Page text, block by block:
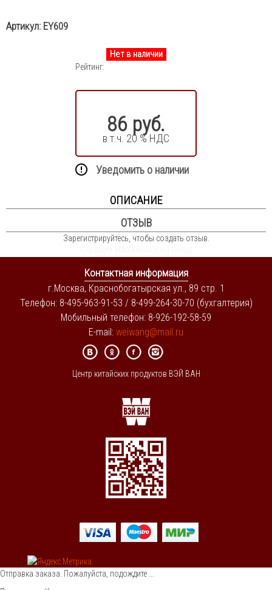
Артикул: EY609
Нет в наличии
Рейтинг:
86 руб.
в т.ч. 20 % НДС
Уведомить о наличии
ОПИСАНИЕ
ОТЗЫВ
Зарегистрируйтесь, чтобы создать отзыв.
Контактная информация
г.Москва, Краснобогатырская ул., 89 стр. 1
Телефон: 8-495-963-91-53 / 8-499-264-30-70 (бухгалтерия)
Мобильный телефон: 8-926-192-58-59
E-mail: weiwang@mail.ru
Центр китайских продуктов ВЭЙ ВАН
Отправка заказа. Пожалуйста, подождите ...